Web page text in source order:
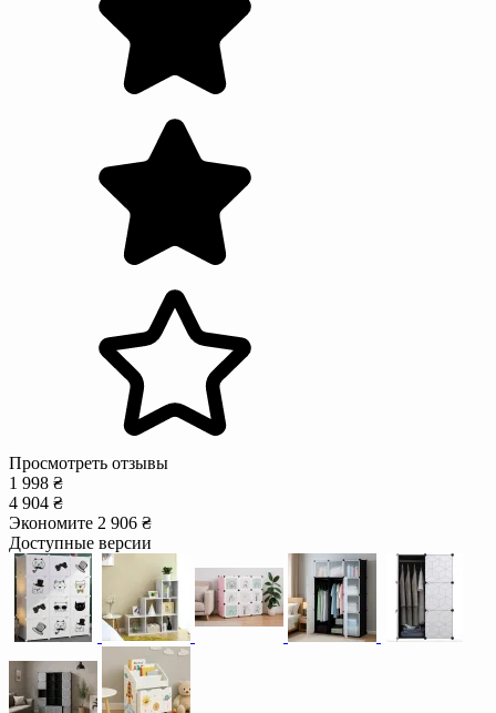
Просмотреть отзывы
1 998 ₴
4 904 ₴
Экономите 2 906 ₴
Доступные версии